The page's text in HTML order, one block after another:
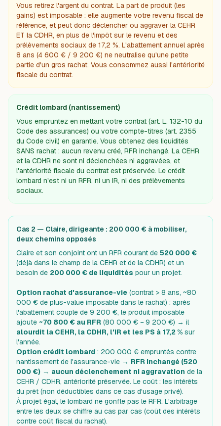
Vous retirez l'argent du contrat. La part de produit (les
gains) est imposable : elle augmente votre revenu fiscal de
référence, et peut donc déclencher ou aggraver la CEHR
ET la CDHR, en plus de l'impôt sur le revenu et des
prélèvements sociaux de 17,2 %. L'abattement annuel après
8 ans (4 600 € / 9 200 €) ne neutralise qu'une petite
partie d'un gros rachat. Vous consommez aussi l'antériorité
fiscale du contrat.
Crédit lombard (nantissement)
Vous empruntez en mettant votre contrat (art. L. 132-10 du
Code des assurances) ou votre compte-titres (art. 2355
du Code civil) en garantie. Vous obtenez des liquidités
SANS rachat : aucun revenu créé, RFR inchangé. La CEHR
et la CDHR ne sont ni déclenchées ni aggravées, et
l'antériorité fiscale du contrat est préservée. Le crédit
lombard n'est ni un RFR, ni un IR, ni des prélèvements
sociaux.
Cas 2 — Claire, dirigeante : 200 000 € à mobiliser,
deux chemins opposés
Claire et son conjoint ont un RFR courant de 520 000 €
(déjà dans le champ de la CEHR et de la CDHR) et un
besoin de 200 000 € de liquidités pour un projet.
Option rachat d'assurance-vie (contrat > 8 ans, ~80
000 € de plus-value imposable dans le rachat) : après
l'abattement couple de 9 200 €, le produit imposable
ajoute ~70 800 € au RFR (80 000 € − 9 200 €) → il
alourdit la CEHR, la CDHR, l'IR et les PS à 17,2 % sur
l'année.
Option crédit lombard : 200 000 € empruntés contre
nantissement de l'assurance-vie → RFR inchangé (520
000 €) → aucun déclenchement ni aggravation de la
CEHR / CDHR, antériorité préservée. Le coût : les intérêts
du prêt (non déductibles dans ce cas d'usage privé).
À projet égal, le lombard ne gonfle pas le RFR. L'arbitrage
entre les deux se chiffre au cas par cas (coût des intérêts
contre coût fiscal du rachat).